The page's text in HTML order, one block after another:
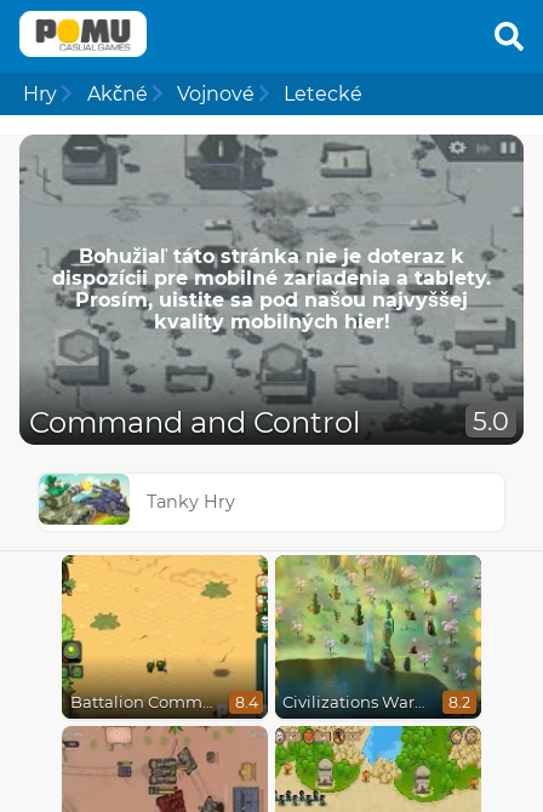
Hry Akčné Vojnové Letecké
Bohužiaľ táto stránka nie je doteraz k
dispozícii pre mobilné zariadenia a tablety.
Prosím, uistite sa pod našou najvyššej
kvality mobilných hier!
Command and Control 5.0
Tanky Hry
Battalion Commander 8.4 Civilizations Wars Master Edition 8.2